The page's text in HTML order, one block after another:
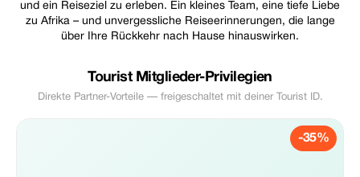
und ein Reiseziel zu erleben. Ein kleines Team, eine tiefe Liebe
zu Afrika – und unvergessliche Reiseerinnerungen, die lange
über Ihre Rückkehr nach Hause hinauswirken.
Tourist Mitglieder-Privilegien
Direkte Partner-Vorteile — freigeschaltet mit deiner Tourist ID.
-35%